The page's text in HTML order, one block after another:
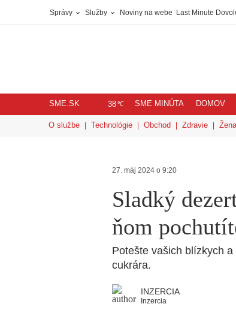
Správy Služby Noviny na webe Last Minute
SME.SK 38℃ SME MINÚTA DOMOV
O službe Technológie Obchod Zdravie
27. máj 2024 o 9:20
Sladký
ňom
Potešte vašich blízkych
cukrára.
INZERCIA
Inzercia